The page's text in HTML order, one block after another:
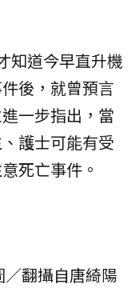
知道今早直升機
後，就曾預言
一步指出，當
護士可能有受
死亡事件。
翻攝自唐綺陽